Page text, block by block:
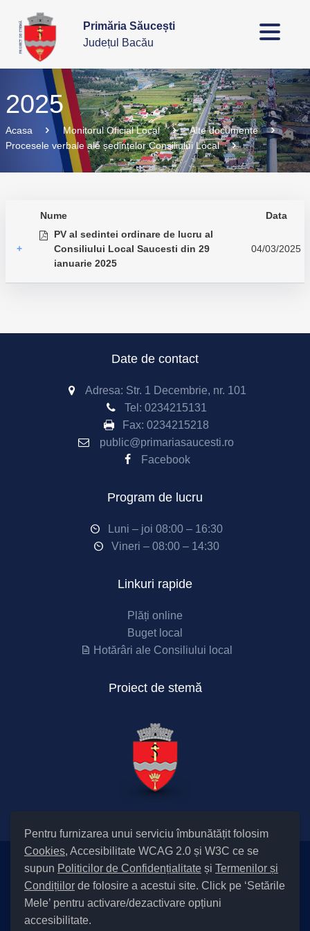
Pentru furnizarea unui serviciu îmbunătățit folosim
Cookies, Accesibilitate WCAG 2.0 și W3C ce se
supun Politicilor de Confidențialitate și Termenilor și
Condițiilor de folosire a acestui site. Click pe ‘Setările
Mele’ pentru activare/dezactivare opțiuni
accesibilitate.
Primăria Săucești
Județul Bacău
2025
Acasa Monitorul Oficial Local
Alte documente
Procesele verbale ale ședințelor Consiliului Local
Nume Data
+
PV al sedintei ordinare de lucru al
Consiliului Local Saucesti din 29
ianuarie 2025
04/03/2025
Date de contact
Adresa: Str. 1 Decembrie, nr. 101
Tel: 0234215131
Fax: 0234215218
public@primariasaucesti.ro
Facebook
Program de lucru
Luni – joi 08:00 – 16:30
Vineri – 08:00 – 14:30
Linkuri rapide
Plăți online
Buget local
Hotărâri ale Consiliului local
Proiect de stemă
Setări Cookies și Accesibilitate
Informare cu privire la prelucrarea datelor|Politică de utilizare
| Termeni și condiții de utilizare a site-ului